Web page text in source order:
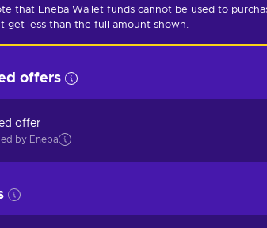
that Eneba Wallet funds cannot be used to
get less than the full amount shown.
offers
offer
by Eneba